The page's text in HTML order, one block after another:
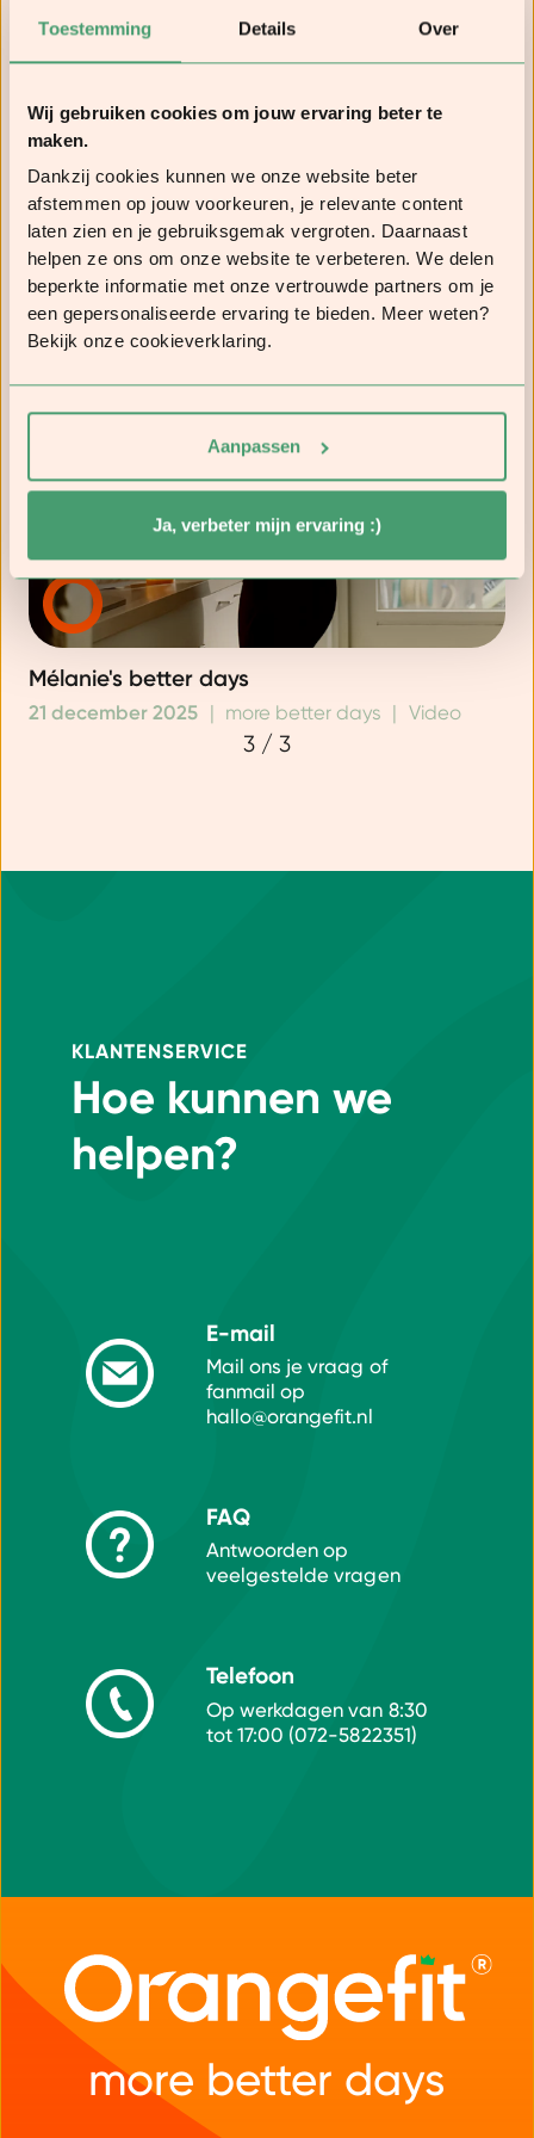
Toestemming Details Over
Wij gebruiken cookies om jouw ervaring beter te
maken.
Dankzij cookies kunnen we onze website beter
afstemmen op jouw voorkeuren, je relevante content
laten zien en je gebruiksgemak vergroten. Daarnaast
helpen ze ons om onze website te verbeteren. We delen
beperkte informatie met onze vertrouwde partners om je
een gepersonaliseerde ervaring te bieden. Meer weten?
Bekijk onze cookieverklaring.
Aanpassen
Ja, verbeter mijn ervaring :)
Raimondo's better days
22 december 2025 | more better days Video
Mélanie's better days
21 december 2025 | more better days | Video
3/3
KLANTENSERVICE
Hoe kunnen we
helpen?
E-mail
Mail ons je vraag of
fanmail op
hallo@orangefit.nl
FAQ
Antwoorden op
veelgestelde vragen
Telefoon
Op werkdagen van 8:30
tot 17:00 (072-5822351)
more better days